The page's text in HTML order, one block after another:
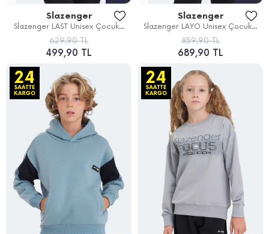
Slazenger
Slazenger LAST Unisex Çocuk...
629,90 TL
499,90 TL
Slazenger
Slazenger LAYO Unisex Çocuk...
859,90 TL
689,90 TL